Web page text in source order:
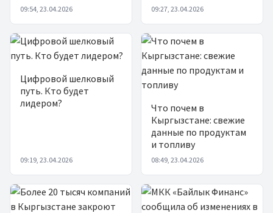
09:54, 23.04.2026 09:27, 23.04.2026
Цифровой шелковый
путь. Кто будет
лидером?
09:19, 23.04.2026
Что почем в
Кыргызстане: свежие
данные по продуктам
и топливу
08:49, 23.04.2026